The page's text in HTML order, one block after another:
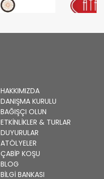
HAKKIMIZDA
DANIŞMA KURULU
BAĞIŞÇI OLUN
ETKINLIKLER & TURLAR
DUYURULAR
ATÖLYELER
ÇABİP KOŞU
BLOG
BILGI BANKASI